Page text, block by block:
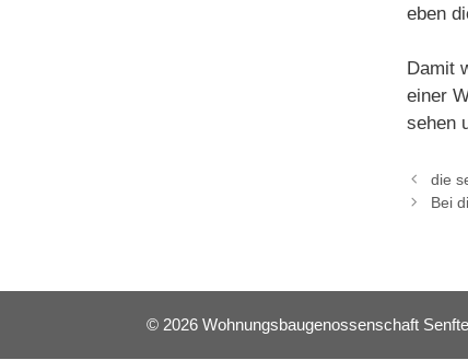
eben
Damit
einer
sehen
die
Bei
© 2026 Wohnungsbaugenossenschaft